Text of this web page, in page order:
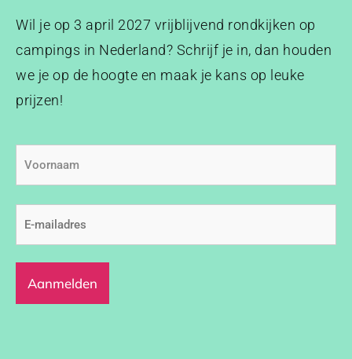
Wil je op 3 april 2027 vrijblijvend rondkijken op
campings in Nederland? Schrijf je in, dan houden
we je op de hoogte en maak je kans op leuke
prijzen!
Voornaam
E-
mailadres